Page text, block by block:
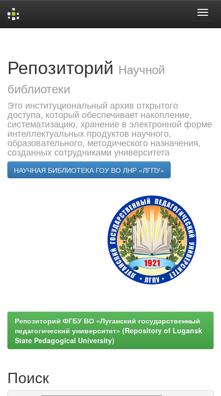
Репозиторий Научной
библиотеки
Это институциональный архив открытого
доступа, который обеспечивает накопление,
систематизацию, хранение в электронной форме
интеллектуальных продуктов научного,
образовательного, методического назначения,
созданных сотрудниками университета
НАУЧНАЯ БИБЛИОТЕКА ГОУ ВО ЛНР «ЛГПУ»
Репозиторий ФГБУ ВО «Луганский государственный
педагогический университет» (Repository of Lugansk
State Pedagogical University)
Поиск